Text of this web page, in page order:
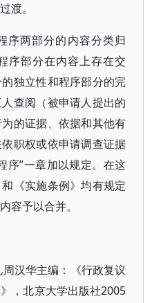
渡。
序两部分的内容分类归
序部分在内容上存在交
独立性和程序部分的完
查阅（被申请人提出的
的证据、依据和其他有
职权或依申请调查证据
序”一章加以规定。在这
《实施条例》均有规定
容予以合并。
汉华主编：《行政复议
，北京大学出版社2005